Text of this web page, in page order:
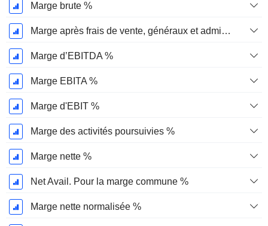
Marge brute %
Marge après frais de vente, généraux et administratifs %
Marge d’EBITDA %
Marge EBITA %
Marge d'EBIT %
Marge des activités poursuivies %
Marge nette %
Net Avail. Pour la marge commune %
Marge nette normalisée %